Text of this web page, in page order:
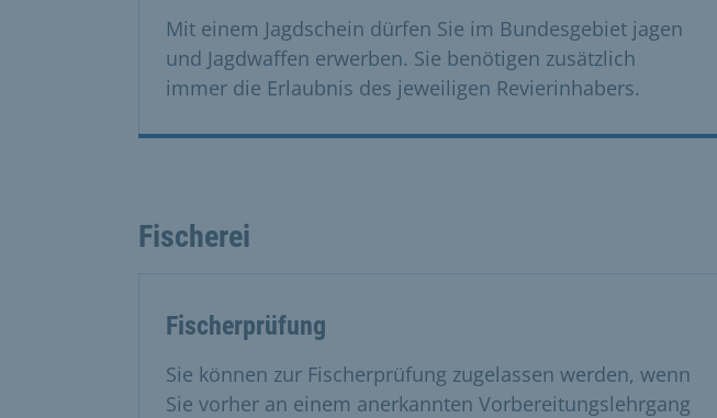
Mit einem Jagdschein dürfen Sie im Bundesgebiet jagen
und Jagdwaffen erwerben. Sie benötigen zusätzlich
immer die Erlaubnis des jeweiligen Revierinhabers.
Fischerei
Fischerprüfung
Sie können zur Fischerprüfung zugelassen werden, wenn
Sie vorher an einem anerkannten Vorbereitungslehrgang